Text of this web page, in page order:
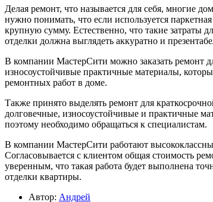
Делая ремонт, что называется для себя, многие
нужно понимать, что если используется
крупную сумму. Естественно, что такие затраты
отделки должна выглядеть аккуратно и
В компании МастерСити можно заказать ремонт
износоустойчивые практичные материалы,
ремонтных работ в доме.
Также принято выделять ремонт для
долговечные, износоустойчивые и практичные
поэтому необходимо обращаться к специалистам.
В компании МастерСити работают
Согласовывается с клиентом общая стоимость
уверенным, что такая работа будет выполнена
отделки квартиры.
Автор: Андрей